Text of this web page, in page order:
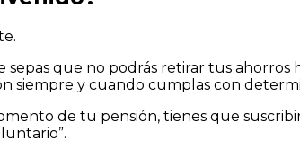
que no podrás retirar tus
siempre y cuando cumplas con
de tu pensión, tienes que